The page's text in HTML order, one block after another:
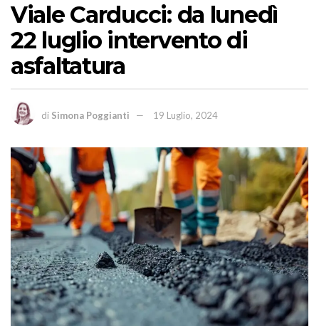
Viale Carducci: da lunedì
22 luglio intervento di
asfaltatura
di Simona Poggianti 19 Luglio, 2024